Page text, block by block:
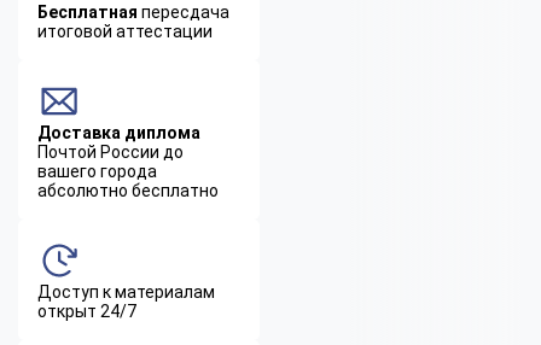
Бесплатная пересдача
итоговой аттестации
Доставка диплома
Почтой России до
вашего города
абсолютно бесплатно
Доступ к материалам
открыт 24/7